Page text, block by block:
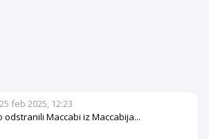
25 feb 2025, 12:23
odstranili Maccabi iz Maccabija...